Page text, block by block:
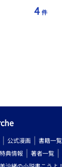
の間で亮の思惑は
しみ頂ければ嬉
※ご
は予告なく入り
、各話、文字数
で更新します。
3月
スまでの距離 に
4 件
公式漫画 書籍一覧
典情報
著者一覧